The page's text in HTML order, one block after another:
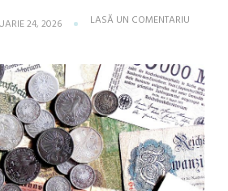
24, 2026 LASĂ UN COMENTARIU
ȘI